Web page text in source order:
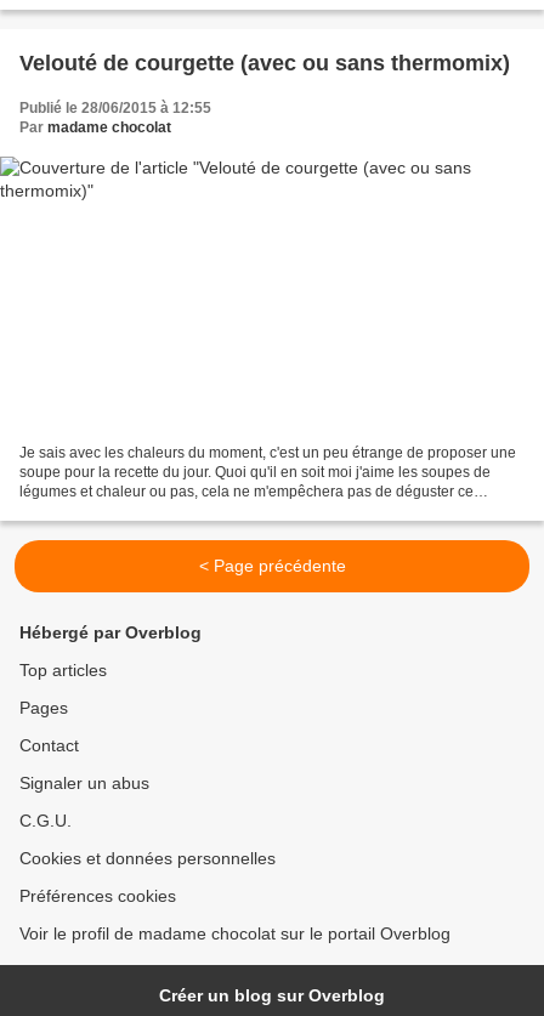
Velouté de courgette (avec ou sans thermomix)
Publié le 28/06/2015 à 12:55
Par madame chocolat
Je sais avec les chaleurs du moment, c'est un peu étrange de proposer une
soupe pour la recette du jour. Quoi qu'il en soit moi j'aime les soupes de
légumes et chaleur ou pas, cela ne m'empêchera pas de déguster ce
< Page précédente
Hébergé par Overblog
Top articles
Pages
Contact
Signaler un abus
C.G.U.
Cookies et données personnelles
Préférences cookies
Voir le profil de madame chocolat sur le portail Overblog
Créer un blog sur Overblog